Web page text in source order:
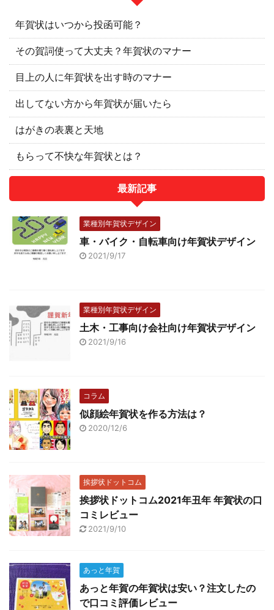
年賀状はいつから投函可能？
その賀詞使って大丈夫？年賀状のマナー
目上の人に年賀状を出す時のマナー
出してない方から年賀状が届いたら
はがきの表裏と天地
もらって不快な年賀状とは？
最新記事
業種別年賀状デザイン
車・バイク・自転車向け年賀状デザイン
2021/9/17
業種別年賀状デザイン
土木・工事向け会社向け年賀状デザイン
2021/9/16
コラム
似顔絵年賀状を作る方法は？
2020/12/6
挨拶状ドットコム
挨拶状ドットコム2021年丑年 年賀状の口
コミレビュー
2021/9/10
あっと年賀
あっと年賀の年賀状は安い？注文したの
で口コミ評価レビュー